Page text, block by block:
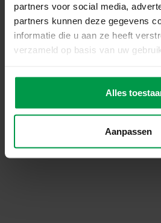
partners voor social media,
partners kunnen deze gegevens
informatie die u aan ze heeft
verzameld op basis van uw
Alles
Aanpassen